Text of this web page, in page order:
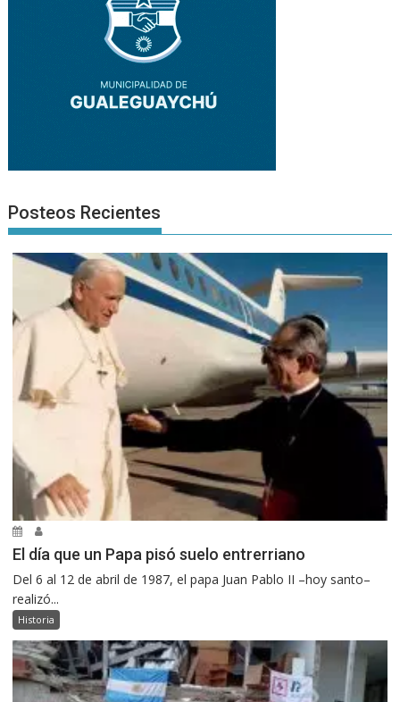
Posteos Recientes
El día que un Papa pisó suelo entrerriano
Del 6 al 12 de abril de 1987, el papa Juan Pablo II –hoy santo–
realizó...
Historia